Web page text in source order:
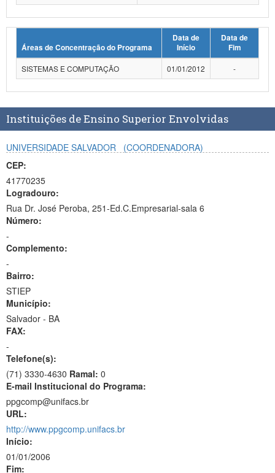
Áreas de Concentração do Programa
Data de
Início
Data de
Fim
SISTEMAS E COMPUTAÇÃO
01/01/2012 -
Instituições de Ensino Superior Envolvidas
UNIVERSIDADE SALVADOR
(COORDENADORA)
CEP:
41770235
Logradouro:
Rua Dr. José Peroba, 251-Ed.C.Empresarial-sala 6
Número:
-
Complemento:
-
Bairro:
STIEP
Município:
Salvador - BA
FAX:
-
Telefone(s):
(71) 3330-4630 Ramal: 0
E-mail Institucional do Programa:
ppgcomp@unifacs.br
URL:
http://www.ppgcomp.unifacs.br
Início:
01/01/2006
Fim: